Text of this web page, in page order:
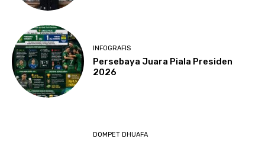
INFOGRAFIS
Persebaya Juara Piala Presiden
2026
DOMPET DHUAFA